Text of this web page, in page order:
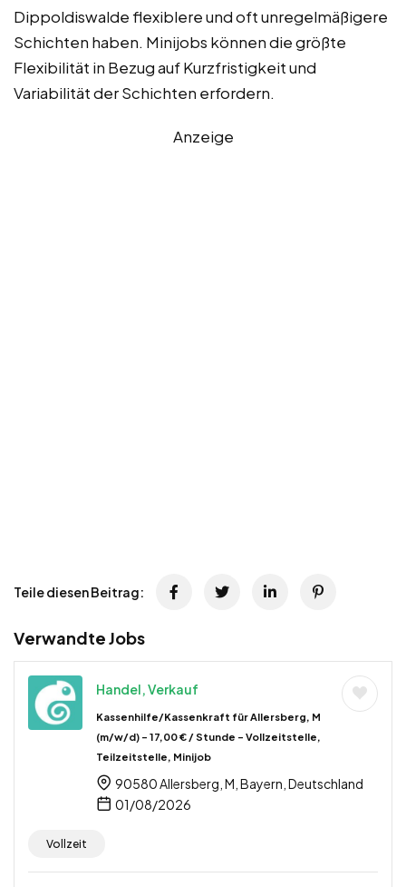
Dippoldiswalde flexiblere und oft unregelmäßigere
Schichten haben. Minijobs können die größte
Flexibilität in Bezug auf Kurzfristigkeit und
Variabilität der Schichten erfordern.
Anzeige
Teile diesen Beitrag:
Verwandte Jobs
Handel, Verkauf
Kassenhilfe/Kassenkraft für Allersberg, M
(m/w/d) – 17,00 € / Stunde – Vollzeitstelle,
Teilzeitstelle, Minijob
90580 Allersberg, M, Bayern, Deutschland
01/08/2026
Vollzeit